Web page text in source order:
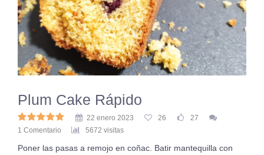
Plum Cake Rápido
22 enero 2023 26
27
1 Comentario
5672 visitas
Poner las pasas a remojo en coñac. Batir mantequilla con